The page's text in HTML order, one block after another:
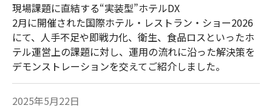
現場課題に直結する“実装型”ホテルDX
2月に開催された国際ホテル・レストラン・ショー2026
にて、人手不足や即戦力化、衛生、食品ロスといったホ
テル運営上の課題に対し、運用の流れに沿った解決策を
デモンストレーションを交えてご紹介しました。
2025年5月22日